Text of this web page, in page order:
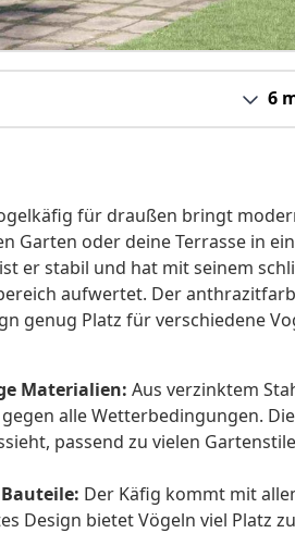
6
für draußen bringt
Garten oder deine Terrasse in
er stabil und hat mit seinem
aufwertet. Der
genug Platz für verschiedene
Materialien: Aus verzinktem
alle Wetterbedingungen.
passend zu vielen
Der Käfig kommt mit
Design bietet Vögeln viel Platz